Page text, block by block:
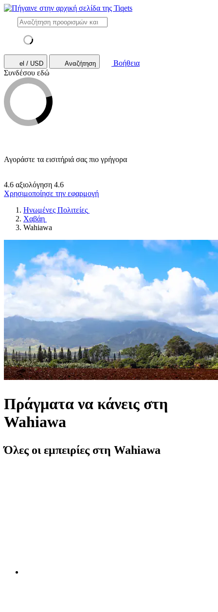
el / USD Αναζήτηση
Βοήθεια
Συνδέσου εδώ
Αγοράστε τα εισιτήριά σας πιο γρήγορα
4.6 αξιολόγηση 4.6
Χρησιμοποίησε την εφαρμογή
Ηνωμένες Πολιτείες
Χαβάη
Wahiawa
Πράγματα να κάνεις στη
Wahiawa
Όλες οι εμπειρίες στη Wahiawa